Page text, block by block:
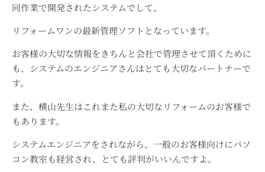
同作業で開発されたシステムでして、
リフォームワンの最新管理ソフトとなっています。
お客様の大切な情報をきちんと会社で管理させて頂くために
も、システムのエンジニアさんはとても大切なパートナーで
す。
また、横山先生はこれまた私の大切なリフォームのお客様で
もあります。
システムエンジニアをされながら、一般のお客様向けにパソ
コン教室も経営され、とても評判がいいんですよ。